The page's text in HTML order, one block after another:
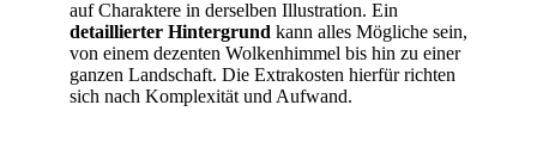
auf Charaktere in derselben Illustration. Ein
detaillierter Hintergrund kann alles Mögliche sein,
von einem dezenten Wolkenhimmel bis hin zu einer
ganzen Landschaft. Die Extrakosten hierfür richten
sich nach Komplexität und Aufwand.